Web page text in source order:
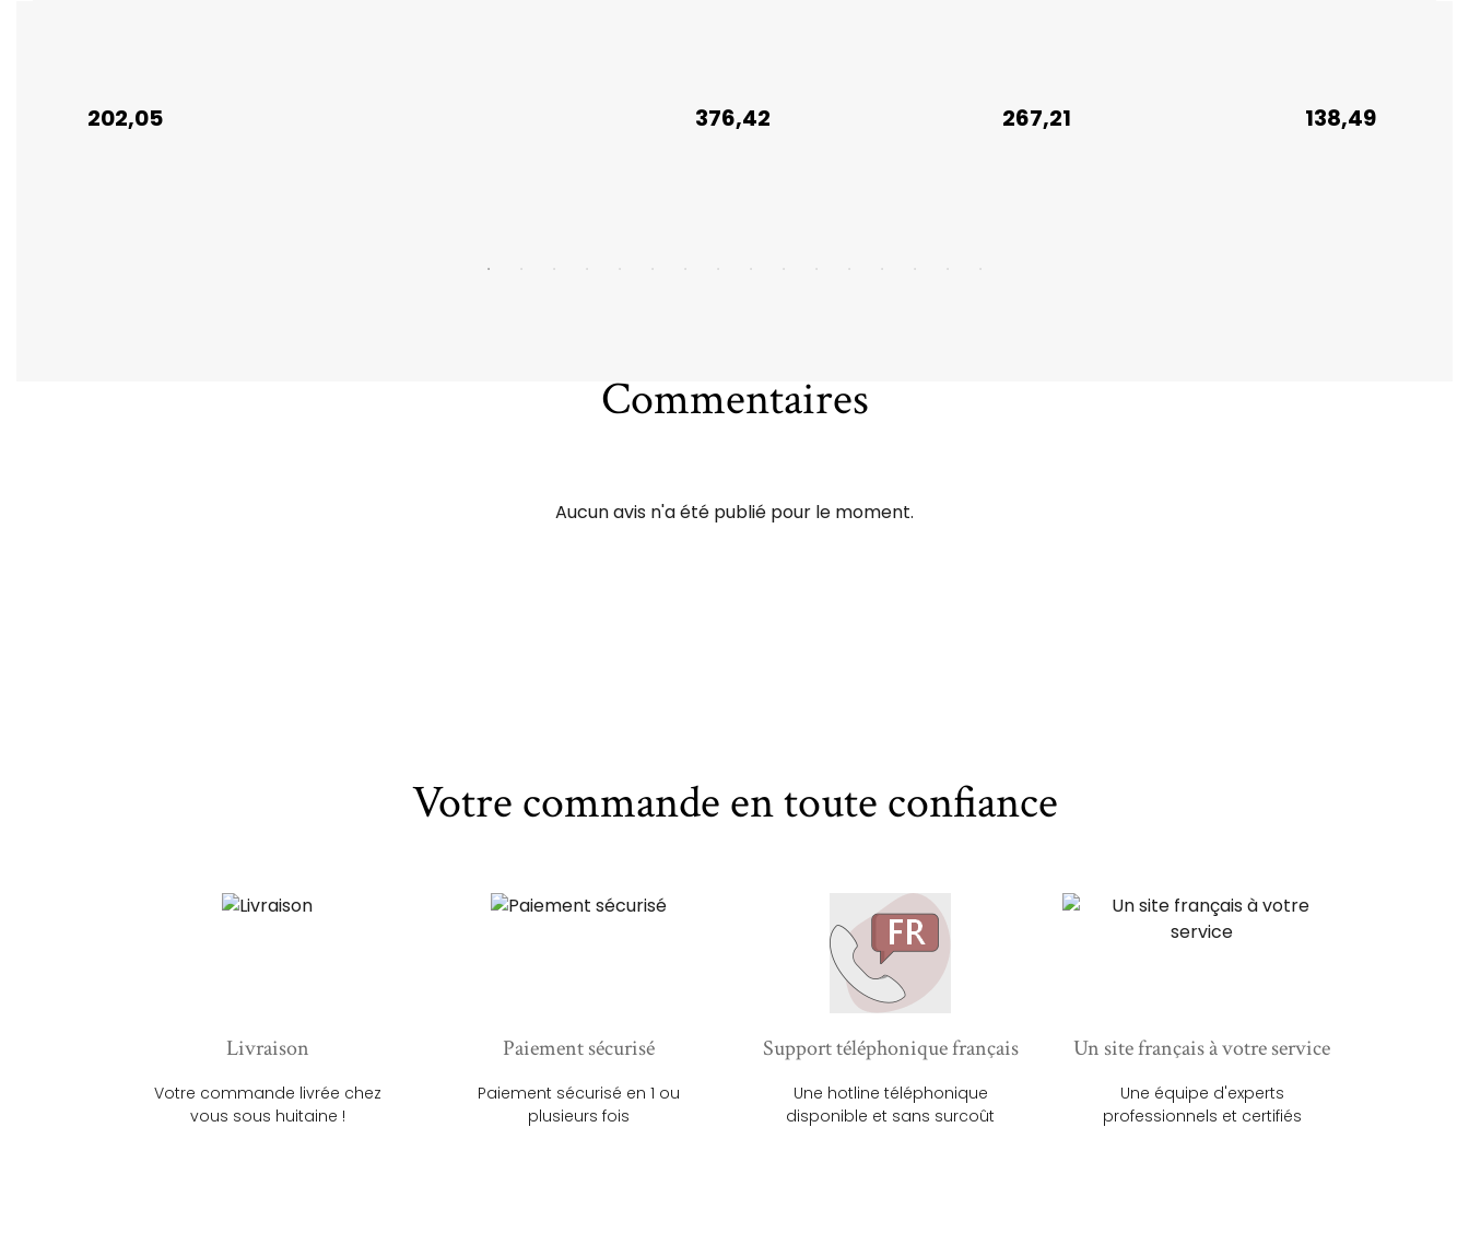
202,05 376,42 267,21 138,49
Commentaires
Aucun avis n'a été publié pour le moment.
Votre commande en toute confiance
Livraison
Votre commande livrée chez
vous sous huitaine !
Paiement sécurisé
Paiement sécurisé en 1 ou
plusieurs fois
Support téléphonique français
Une hotline téléphonique
disponible et sans surcoût
Un site français à votre service
Une équipe d'experts
professionnels et certifiés